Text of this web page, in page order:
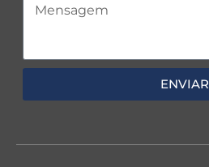
ENVIAR